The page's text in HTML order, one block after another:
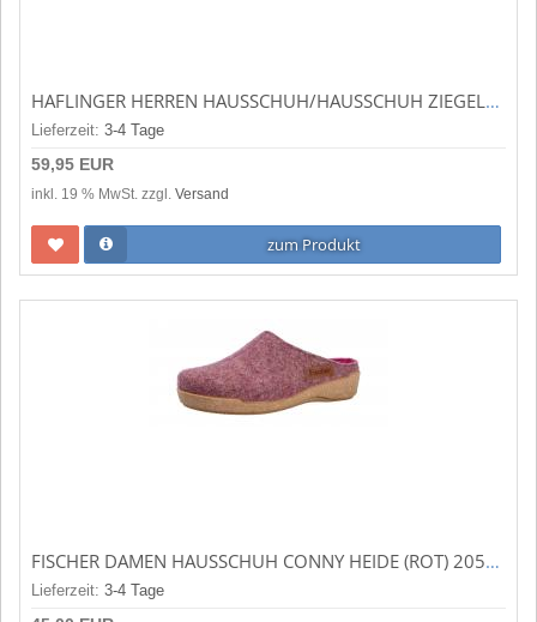
HAFLINGER HERREN HAUSSCHUH/HAUSSCHUH ZIEGELROT (ROT) 411001-85
Lieferzeit: 3-4 Tage
59,95 EUR
inkl. 19 % MwSt. zzgl. Versand
zum Produkt
FISCHER DAMEN HAUSSCHUH CONNY HEIDE (ROT) 205603/358
Lieferzeit: 3-4 Tage